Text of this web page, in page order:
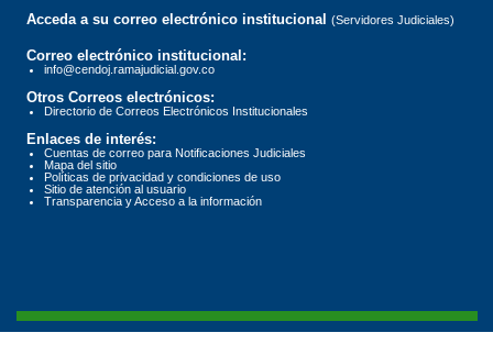
Acceda a su correo electrónico institucional (Servidores Judiciales)
Correo electrónico institucional:
info@cendoj.ramajudicial.gov.co
Otros Correos electrónicos:
Directorio de Correos Electrónicos Institucionales
Enlaces de interés:
Cuentas de correo para Notificaciones Judiciales
Mapa del sitio
Políticas de privacidad y condiciones de uso
Sitio de atención al usuario
Transparencia y Acceso a la información